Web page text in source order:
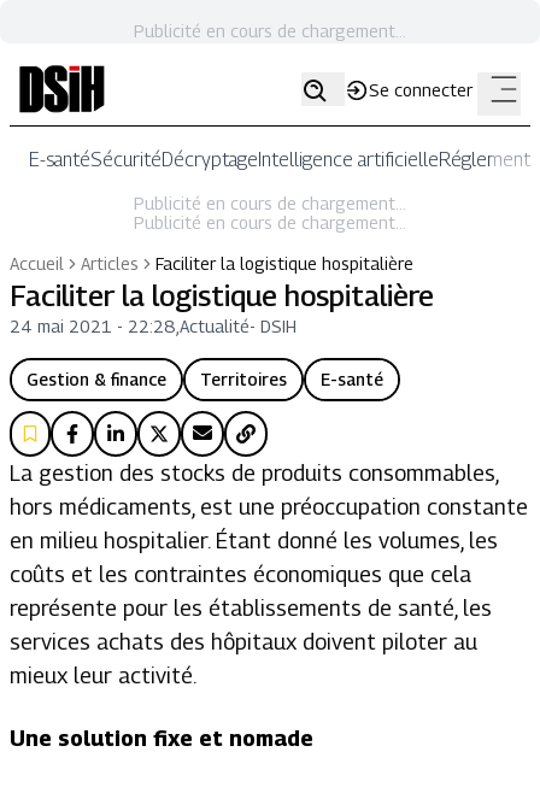
Publicité en cours de chargement...
Se connecter
E-santéSécuritéDécryptageIntelligence artificielle
Publicité en cours de chargement...
Publicité en cours de chargement...
Accueil
Articles Faciliter la logistique hospitalière
Faciliter la logistique hospitalière
24 mai 2021 - 22:28 Actualité- DSIH
Gestion & finance Territoires E-santé
La gestion des stocks de produits consommables,
hors médicaments, est une préoccupation constante
en milieu hospitalier. Étant donné les volumes, les
coûts et les contraintes économiques que cela
représente pour les établissements de santé, les
services achats des hôpitaux doivent piloter au
mieux leur activité.
Une solution fixe et nomade